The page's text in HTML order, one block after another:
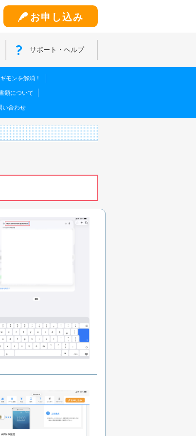
お申し込み
サポート・ヘルプ
モンを解消！
類について
い合わせ